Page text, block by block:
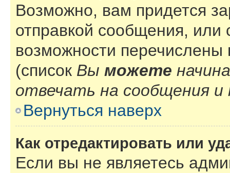
Возможно, вам придется
отправкой сообщения,
возможности
(список Вы можете
отвечать на сообщения
Вернуться наверх
Как отредактировать или
Если вы не являетесь